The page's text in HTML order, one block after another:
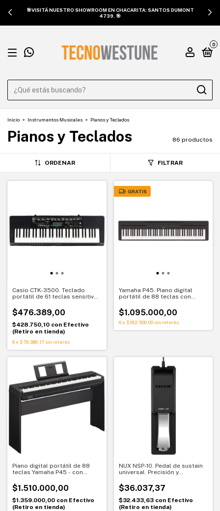
🎯VISITÁ NUESTRO SHOWROOM EN CHACARITA: SANTOS DUMONT
4739. 🎯
0
Inicio > Instrumentos Musicales > Pianos y Teclados
Pianos y Teclados 86 productos
ORDENAR FILTRAR
Casio CTK-3500. Teclado
portátil de 61 teclas sensitivas
$476.389,00
$428.750,10 con Efectivo
(Retiro en tienda)
6x $79.398,17 sin interés
GRATIS
Yamaha P45. Piano digital
portátil de 88 teclas con
confiable y expresivo
$1.095.000,00
6 x $182.500,00 sin interés
Piano digital portátil de 88
teclas Yamaha P45 - con
acción de martillo.
$1.510.000,00
$1.359.000,00 con Efectivo
(Retiro en tienda)
NUX NSP-10. Pedal de sustain
universal. Precisión y
$36.037,37
$32.433,63 con Efectivo
(Retiro en tienda)